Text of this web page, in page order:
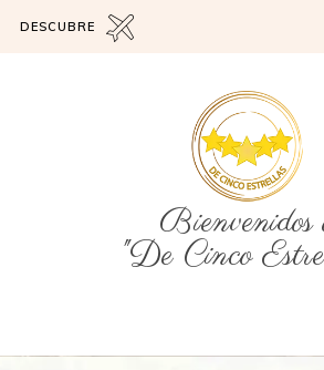
DESCUBRE
Bienvenidos
"De Cinco